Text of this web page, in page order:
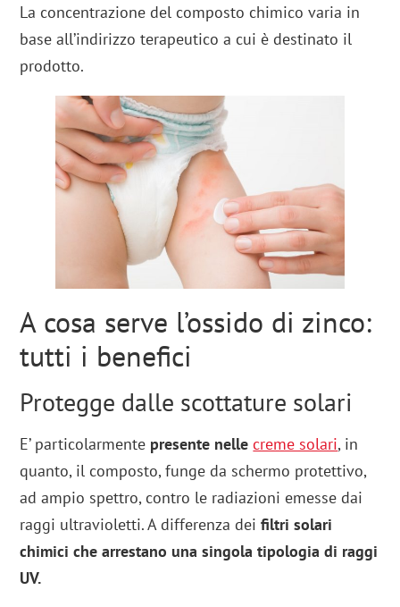
La concentrazione del composto chimico varia in
base all’indirizzo terapeutico a cui è destinato il
prodotto.
A cosa serve l’ossido di zinco:
tutti i benefici
Protegge dalle scottature solari
E’ particolarmente presente nellecreme solari, in
quanto, il composto, funge da schermo protettivo,
ad ampio spettro, contro le radiazioni emesse dai
raggi ultravioletti. A differenza deifiltri solari
chimici che arrestano una singola tipologia di raggi
UV.